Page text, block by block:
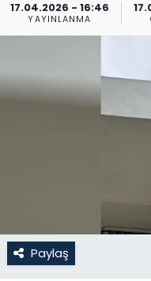
17.04.2026 - 16:46
YAYINLANMA
Paylaş
KKTC
Kültür Sanat
Nöbetçi
Otomobil